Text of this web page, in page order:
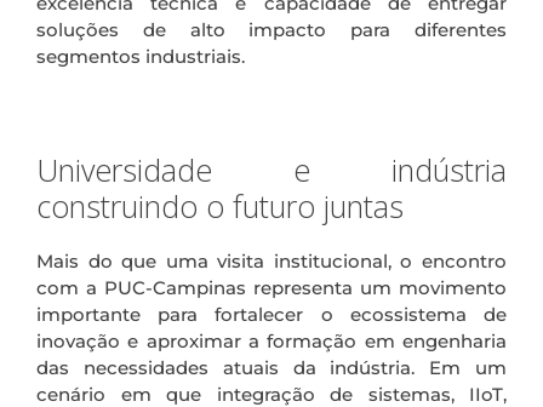
soluções de alto impacto para diferentes
segmentos industriais.
Universidade e indústria
construindo o futuro juntas
Mais do que uma visita institucional, o encontro
com a PUC-Campinas representa um movimento
importante para fortalecer o ecossistema de
inovação e aproximar a formação em engenharia
das necessidades atuais da indústria. Em um
cenário em que integração de sistemas, IIoT,